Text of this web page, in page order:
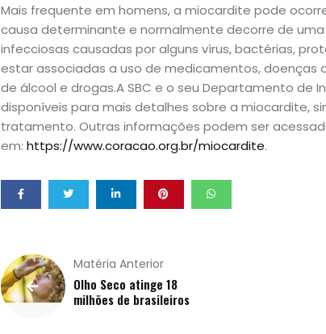
Mães
&
Filhos
Notícias
Opinião
Pets
Receitas
Mais frequente em homens, a miocardite pode
causa determinante e normalmente decorre de
infecciosas causadas por alguns vírus, bactérias,
estar associadas a uso de medicamentos, doenças
de álcool e drogas.A SBC e o seu Departamento de
disponíveis para mais detalhes sobre a miocardite,
tratamento. Outras informações podem ser
em: https://www.coracao.org.br/miocardite.
Matéria Anterior
Olho Seco atinge 18
milhões de brasileiros